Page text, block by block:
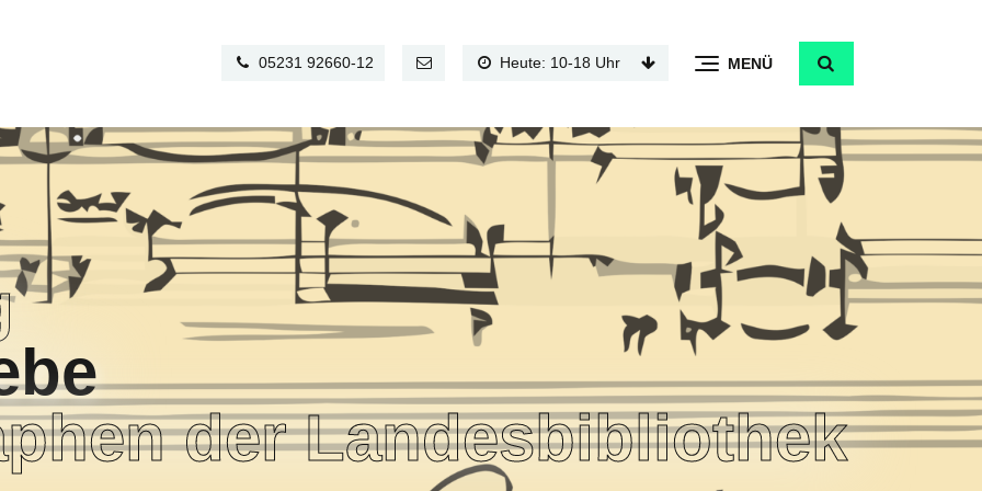
05231 92660-12 Heute: 10-18 Uhr MENÜ
der Landesbibliothek